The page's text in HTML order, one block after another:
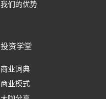
我们的优势
投资学堂
商业词典
商业模式